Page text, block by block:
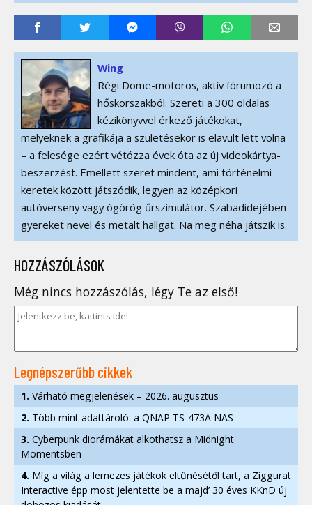
Wing
Régi Dome-motoros, aktív fórumozó a
hőskorszakból. Szereti a 300 oldalas
kézikönyvvel érkező játékokat,
melyeknek a grafikája a születésekor is elavult lett volna
– a felesége ezért vétózza évek óta az új videokártya-
beszerzést. Emellett szeret mindent, ami történelmi
keretek között játszódik, legyen az középkori
autóverseny vagy ógörög űrszimulátor. Szabadidejében
gyereket nevel és metalt hallgat. Na meg néha játszik is.
HOZZÁSZÓLÁSOK
Még nincs hozzászólás, légy Te az első!
Legnépszerűbb cikkek
1. Várható megjelenések – 2026. augusztus
2. Több mint adattároló: a QNAP TS-473A NAS
3. Cyberpunk diorámákat alkothatsz a Midnight
Momentsben
4. Míg a világ a lemezes játékok eltűnésétől tart, a Ziggurat
Interactive épp most jelentette be a majd’ 30 éves KKnD új